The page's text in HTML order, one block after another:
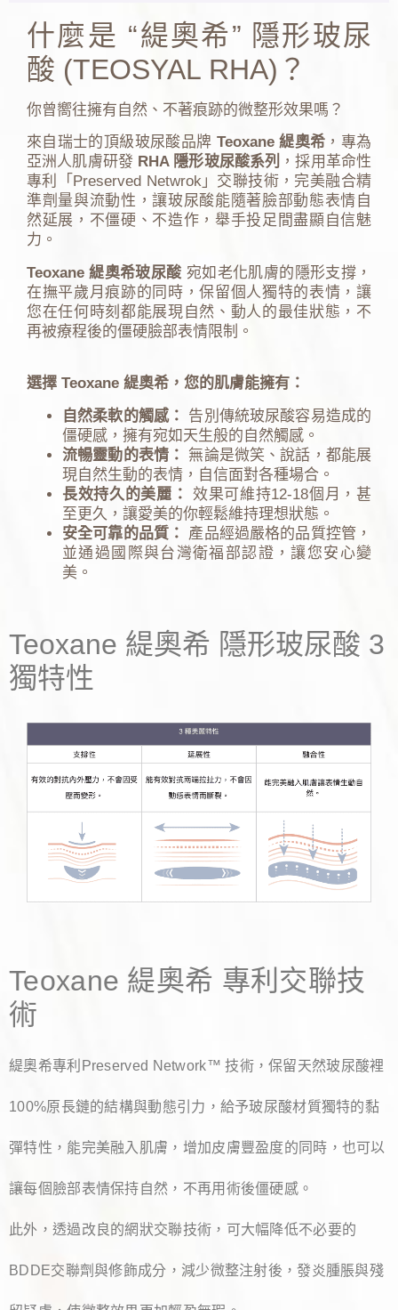
什麼是 “緹奧希” 隱形玻尿
酸 (TEOSYAL RHA)？
你曾嚮往擁有自然、不著痕跡的微整形效果嗎？
來自瑞士的頂級玻尿酸品牌 Teoxane 緹奧希 ，專為
亞洲人肌膚研發 RHA 隱形玻尿酸系列 ，採用 革命性
專利「 Preserved Netwrok」交聯技術 ，完美融合精
準劑量與流動性，讓玻尿酸能隨著臉部動態表情自
然延展，不僵硬、不造作，舉手投足間盡顯自信魅
力。
Teoxane 緹奧希玻尿酸 宛如老化肌膚的隱形支撐，
在撫平歲月痕跡的同時，保留個人獨特的表情，讓
您在任何時刻都能展現自然、動人的最佳狀態，不
再被療程後的僵硬臉部表情限制。
選擇 Teoxane 緹奧希，您的肌膚能擁有：
自然柔軟的觸感：
告別傳統玻尿酸容易造成的
僵硬感，擁有宛如天生般的自然觸感。
流暢靈動的表情：
無論是微笑、說話，都能展
現自然生動的表情，自信面對各種場合。
長效持久的美麗：
效果可維持12-18個月，甚
至更久，讓愛美的你輕鬆維持理想狀態。
安全可靠的品質：
產品經過嚴格的品質控管，
並通過國際與台灣衛福部認證，讓您安心變
美。
Teoxane 緹奧希 隱形玻尿酸 3
獨特性
Teoxane 緹奧希 專利交聯技
術
緹奧希專利Preserved Network™ 技術，保留天然玻尿酸裡
100%原長鏈的結構與動態引力，給予玻尿酸材質獨特的黏
彈特性，能完美融入肌膚，增加皮膚豐盈度的同時，也可以
讓每個臉部表情保持自然，不再用術後僵硬感。
此外，透過改良的網狀交聯技術，可大幅降低不必要的
BDDE交聯劑與修飾成分，減少微整注射後，發炎腫脹與殘